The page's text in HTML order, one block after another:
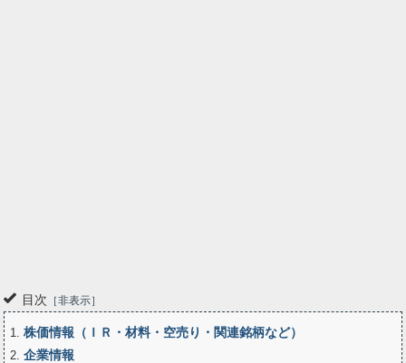
目次 非表示
1 株価情報（ＩＲ・材料・空売り・関連銘柄など）
2 企業情報
今週もお疲れ様でした ‍↕️ 令和8年8月7日金曜日の日本株は高安マ
チマチ 日経平均は小幅続落、一方TOPIXは4日続伸 ・SBG、レ
ーザーテック急落で前場下げ幅1,000円超 ・好決算のフジクラなど